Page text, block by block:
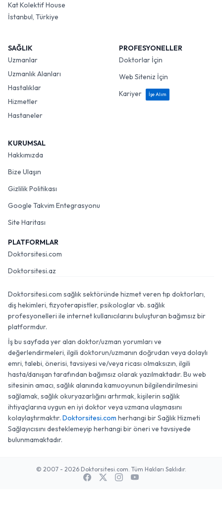
Kat Kolektif House
İstanbul, Türkiye
SAĞLIK
Uzmanlar
Uzmanlık Alanları
Hastalıklar
Hizmetler
Hastaneler
PROFESYONELLER
Doktorlar İçin
Web Siteniz İçin
Kariyer
İşe Alım
KURUMSAL
Hakkımızda
Bize Ulaşın
Gizlilik Politikası
Google Takvim Entegrasyonu
Site Haritası
PLATFORMLAR
Doktorsitesi.com
Doktorsitesi.az
Doktorsitesi.com sağlık sektöründe hizmet veren tıp doktorları,
diş hekimleri, fizyoterapistler, psikologlar vb. sağlık
profesyonelleri ile internet kullanıcılarını buluşturan bağımsız bir
platformdur.
İş bu sayfada yer alan doktor/uzman yorumları ve
değerlendirmeleri, ilgili doktorun/uzmanın doğrudan veya dolaylı
emri, talebi, önerisi, tavsiyesi ve/veya ricası olmaksızın, ilgili
hasta/danışan tarafından bağımsız olarak yazılmaktadır. Bu web
sitesinin amacı, sağlık alanında kamuoyunun bilgilendirilmesini
sağlamak, sağlık okuryazarlığını artırmak, kişilerin sağlık
ihtiyaçlarına uygun en iyi doktor veya uzmana ulaşmasını
kolaylaştırmaktır. Doktorsitesi.com herhangi bir Sağlık Hizmeti
Sağlayıcısını desteklemeyip herhangi bir öneri ve tavsiyede
bulunmamaktadır.
© 2007 - 2026 Doktorsitesi.com. Tüm Hakları Saklıdır.